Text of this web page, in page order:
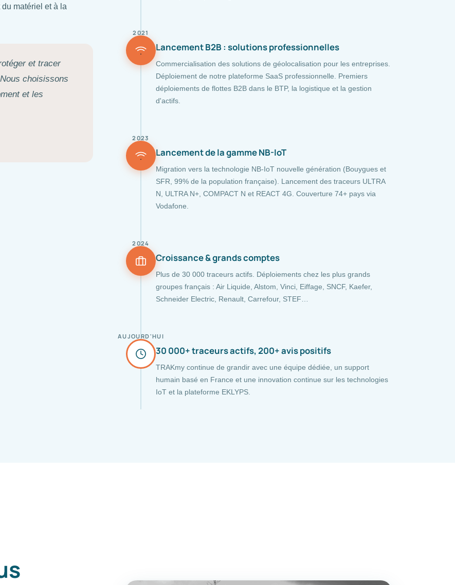
matériel et à la
et tracer
choisissons
et les
2021
Lancement B2B : solutions professionnelles
Commercialisation des solutions de géolocalisation pour les entreprises.
Déploiement de notre plateforme SaaS professionnelle. Premiers
déploiements de flottes B2B dans le BTP, la logistique et la gestion
d'actifs.
2023
Lancement de la gamme NB-IoT
Migration vers la technologie NB-IoT nouvelle génération (Bouygues et
SFR, 99% de la population française). Lancement des traceurs ULTRA
N, ULTRA N+, COMPACT N et REACT 4G. Couverture 74+ pays via
Vodafone.
2024
Croissance & grands comptes
Plus de 30 000 traceurs actifs. Déploiements chez les plus grands
groupes français : Air Liquide, Alstom, Vinci, Eiffage, SNCF, Kaefer,
Schneider Electric, Renault, Carrefour, STEF…
AUJOURD'HUI
30 000+ traceurs actifs, 200+ avis positifs
TRAKmy continue de grandir avec une équipe dédiée, un support
humain basé en France et une innovation continue sur les technologies
IoT et la plateforme EKLYPS.